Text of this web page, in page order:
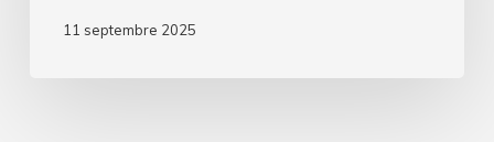
11 septembre 2025